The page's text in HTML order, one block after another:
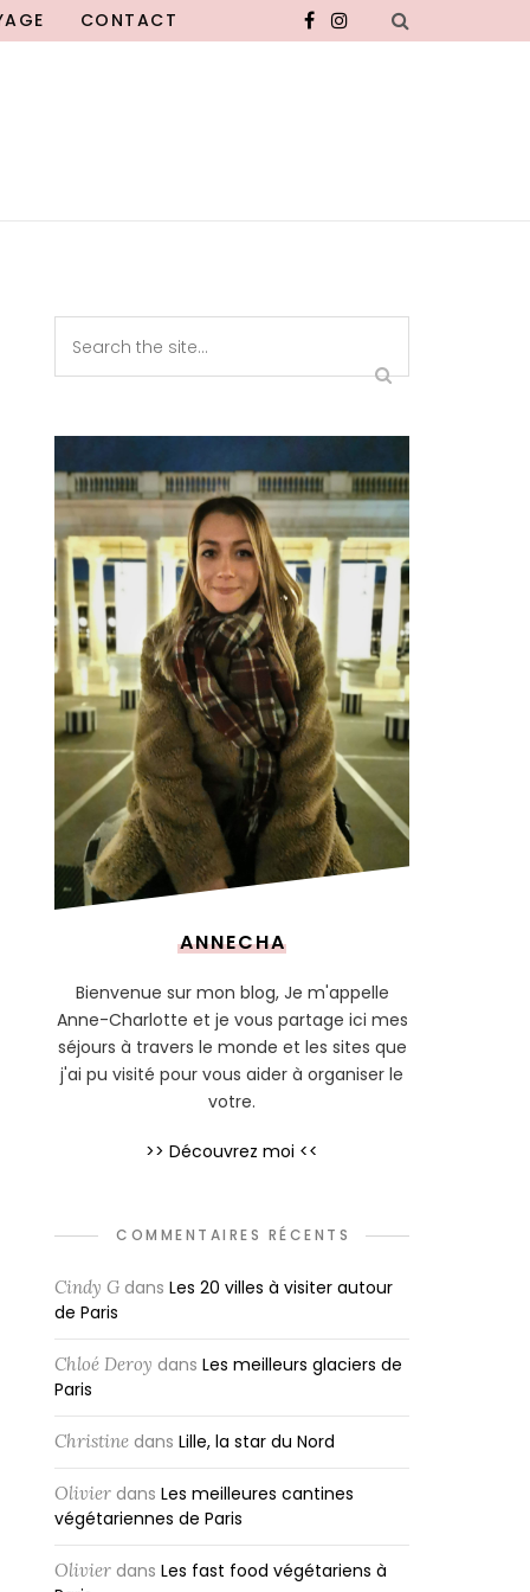
CONTACT
ANNECHA
Bienvenue sur mon blog, Je m'appelle
Anne-Charlotte et je vous partage ici mes
séjours à travers le monde et les sites que
j'ai pu visité pour vous aider à organiser le
votre.
>> Découvrez moi <<
COMMENTAIRES RÉCENTS
Cindy G dans Les 20 villes à visiter autour
de Paris
Chloé Deroy dans Les meilleurs glaciers de
Paris
Christine dans Lille, la star du Nord
Olivier dans Les meilleures cantines
végétariennes de Paris
Olivier dans Les fast food végétariens à